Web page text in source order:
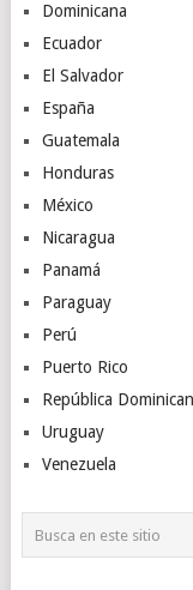
Dominicana
Ecuador
El Salvador
España
Guatemala
Honduras
México
Nicaragua
Panamá
Paraguay
Perú
Puerto Rico
República
Uruguay
Venezuela